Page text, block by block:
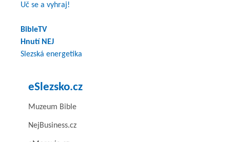
Uč se a vyhraj!
BibleTV
Hnutí NEJ
Slezská energetika
eSlezsko.cz
Muzeum Bible
NejBusiness.cz